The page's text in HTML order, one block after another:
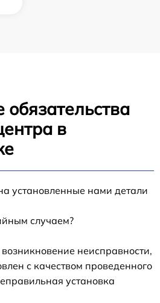
в
установленные нами детали
случаем?
неисправности,
с качеством проведенного
установка